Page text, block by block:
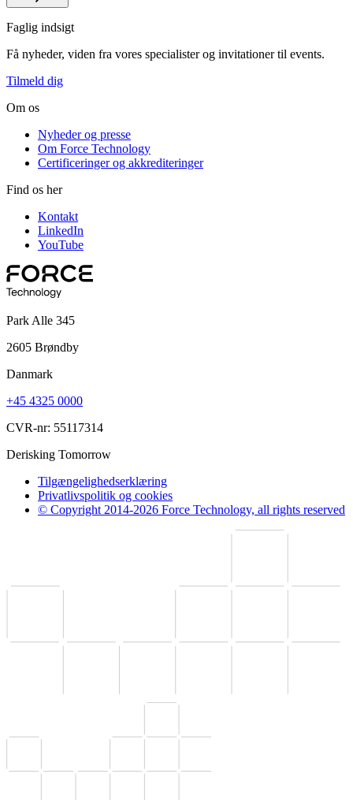
Faglig indsigt
Få nyheder, viden fra vores specialister og invitationer til events.
Tilmeld dig
Om os
Nyheder og presse
Om Force Technology
Certificeringer og akkrediteringer
Find os her
Kontakt
LinkedIn
YouTube
Park Alle 345
2605 Brøndby
Danmark
+45 4325 0000
CVR-nr: 55117314
Derisking Tomorrow
Tilgængelighedserklæring
Privatlivspolitik og cookies
© Copyright 2014-2026 Force Technology, all rights reserved